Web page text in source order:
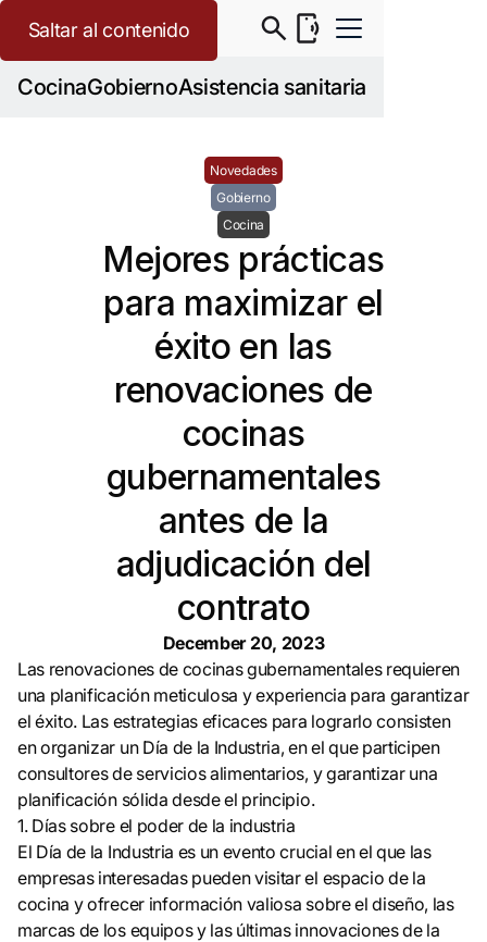
CocinaGobiernoAsistencia sanitaria
Saltar al contenido
Novedades
Gobierno
Cocina
Mejores prácticas
para maximizar el
éxito en las
renovaciones de
cocinas
gubernamentales
antes de la
adjudicación del
contrato
December 20, 2023
Las renovaciones de cocinas gubernamentales requieren
una planificación meticulosa y experiencia para garantizar
el éxito. Las estrategias eficaces para lograrlo consisten
en organizar un Día de la Industria, en el que participen
consultores de servicios alimentarios, y garantizar una
planificación sólida desde el principio.
1. Días sobre el poder de la industria
El Día de la Industria es un evento crucial en el que las
empresas interesadas pueden visitar el espacio de la
cocina y ofrecer información valiosa sobre el diseño, las
marcas de los equipos y las últimas innovaciones de la